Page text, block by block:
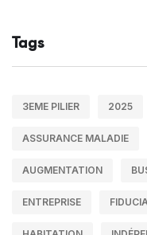
Tags
3EME PILIER 2025
ASSURANCE MALADIE
AUGMENTATION
ENTREPRISE